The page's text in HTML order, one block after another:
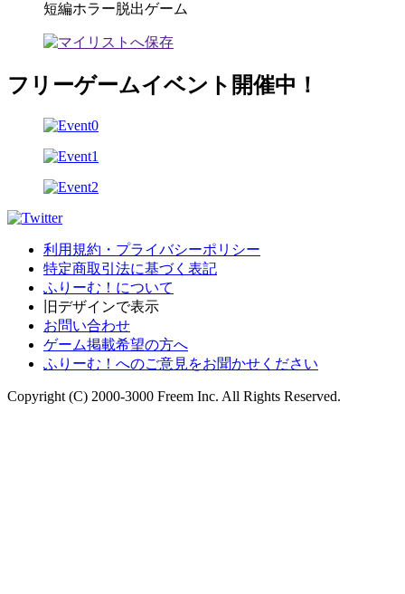
短編ホラー脱出ゲーム
フリーゲームイベント開催中！
利用規約・プライバシーポリシー
特定商取引法に基づく表記
ふりーむ！について
旧デザインで表示
お問い合わせ
ゲーム掲載希望の方へ
ふりーむ！へのご意見をお聞かせください
Copyright (C) 2000-3000 Freem Inc. All Rights Reserved.